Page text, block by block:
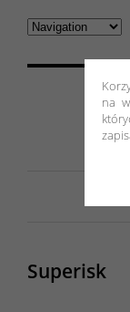
na
Superisk